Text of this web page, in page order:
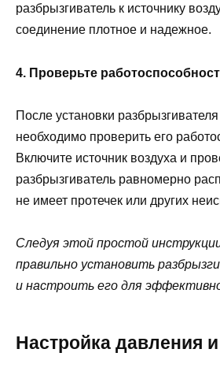
разбрызгиватель к источнику
соединение плотное и надежное.
4. Проверьте
После установки
необходимо проверить его
Включите источник воздуха и
разбрызгиватель равномерно
не имеет протечек или других
Следуя этой простой
правильно установить
и настроить его для
Настройка давления